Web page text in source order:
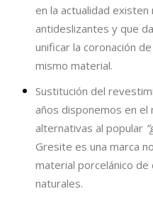
en la actualidad
antideslizantes y que
unificar la coronación
mismo material.
Sustitución del
años disponemos en
alternativas al popular
Gresite es una marca
material porcelánico
naturales.